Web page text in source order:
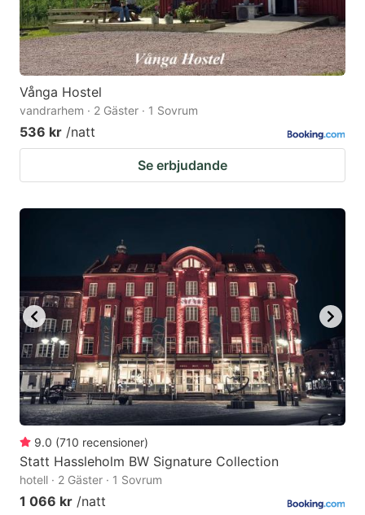
Vånga Hostel
vandrarhem · 2 Gäster · 1 Sovrum
536 kr /natt
Se erbjudande
9.0 (710 recensioner)
Statt Hassleholm BW Signature Collection
hotell · 2 Gäster · 1 Sovrum
1 066 kr /natt